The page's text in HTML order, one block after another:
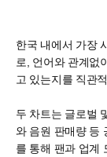
한국 내에서 가장
로, 언어와 관계없
고 있는지를 직관
두 차트는 글로벌
와 음원 판매량 등
를 통해 팬과 업계